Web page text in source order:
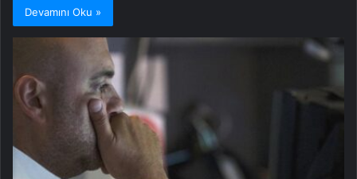
Devamını Oku »